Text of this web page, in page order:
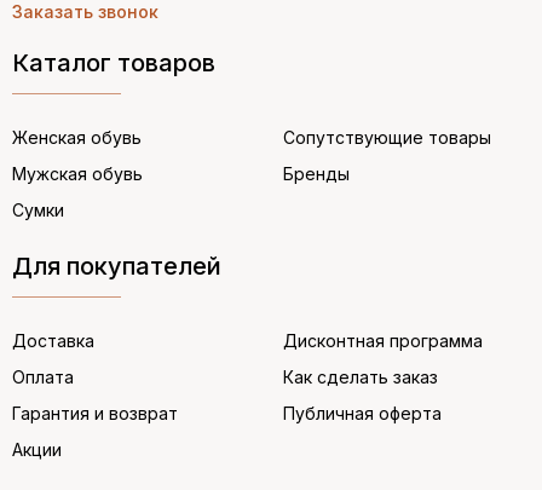
Каталог товаров
Женская обувь
Мужская обувь
Сумки
Сопутствующие товары
Бренды
Для покупателей
Доставка
Оплата
Гарантия и возврат
Акции
Дисконтная программа
Как сделать заказ
Публичная оферта
Заказать звонок